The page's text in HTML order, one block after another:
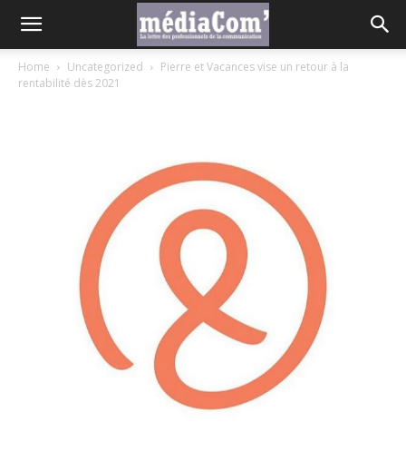
Home Uncategorized
Pierre et Vacances vise un retour à la
rentabilité dès 2021